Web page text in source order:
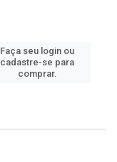
Faça seu login ou
cadastre-se para
comprar.